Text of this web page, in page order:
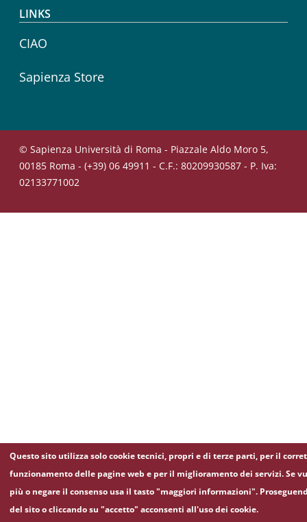
LINKS
CIAO
Sapienza Store
© Sapienza Università di Roma - Piazzale Aldo Moro 5,
00185 Roma - (+39) 06 49911 - C.F.: 80209930587 - P. Iva:
02133771002
Questo sito utilizza solo cookie tecnici, propri e di terze parti, per il
funzionamento delle pagine web e per il miglioramento dei servizi. Se
più o negare il consenso usa il tasto "maggiori informazioni".
del sito o cliccando su "accetto" acconsenti all'uso dei cookie.